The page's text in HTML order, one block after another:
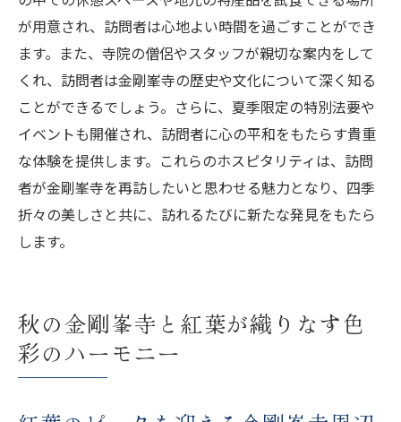
が用意され、訪問者は心地よい時間を過ごすことができ
ます。また、寺院の僧侶やスタッフが親切な案内をして
くれ、訪問者は金剛峯寺の歴史や文化について深く知る
ことができるでしょう。さらに、夏季限定の特別法要や
イベントも開催され、訪問者に心の平和をもたらす貴重
な体験を提供します。これらのホスピタリティは、訪問
者が金剛峯寺を再訪したいと思わせる魅力となり、四季
折々の美しさと共に、訪れるたびに新たな発見をもたら
します。
秋の金剛峯寺と紅葉が織りなす色
彩のハーモニー